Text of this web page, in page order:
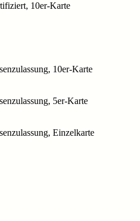
10er-Karte
10er-Karte
5er-Karte
Einzelkarte